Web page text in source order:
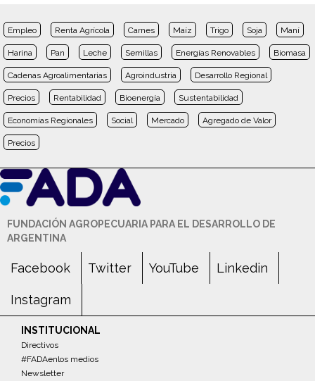
Empleo Renta Agrícola Carnes Maíz Trigo Soja Maní
Harina Pan Leche Semillas Energías Renovables Biomasa
Cadenas Agroalimentarias Agroindustria Desarrollo Regional
Precios Rentabilidad Bioenergía Sustentabilidad
Economías Regionales Social Mercado Agregado de Valor
Precios
FUNDACIÓN AGROPECUARIA PARA EL DESARROLLO DE
ARGENTINA
Facebook Twitter YouTube Linkedin
Instagram
INSTITUCIONAL
Directivos
#FADAenlos medios
Newsletter